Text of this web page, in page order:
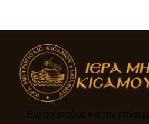
Ευχαριστούμε για την